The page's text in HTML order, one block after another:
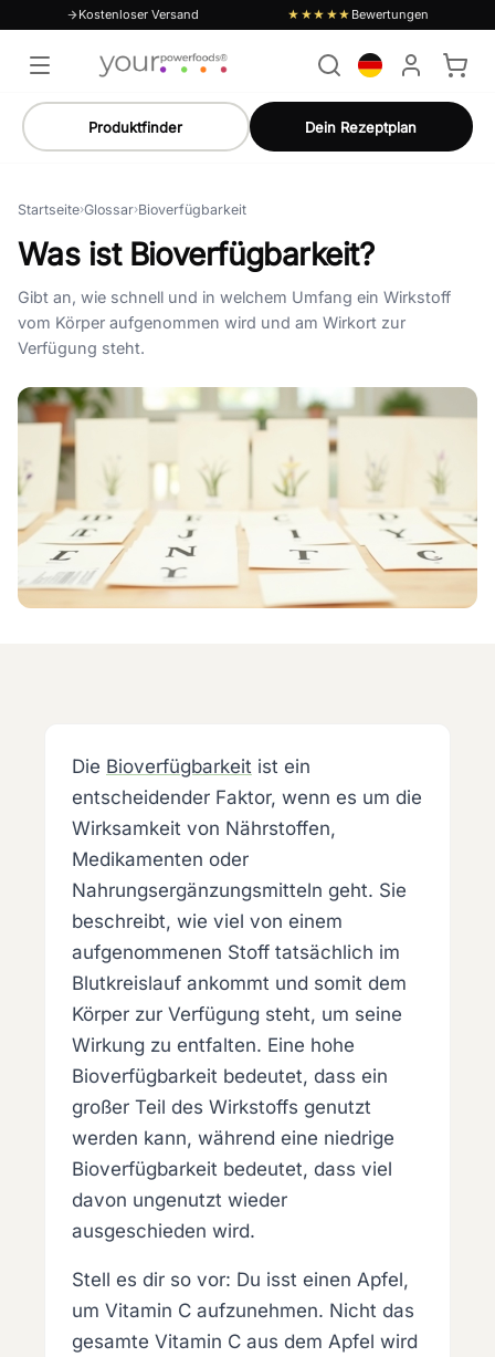
Kostenloser Versand ★★★★★ Bewertungen
Produktfinder Dein Rezeptplan
Startseite›Glossar›Bioverfügbarkeit
Was ist Bioverfügbarkeit?
Gibt an, wie schnell und in welchem Umfang ein Wirkstoff
vom Körper aufgenommen wird und am Wirkort zur
Verfügung steht.
Die Bioverfügbarkeit ist ein
entscheidender Faktor, wenn es um die
Wirksamkeit von Nährstoffen,
Medikamenten oder
Nahrungsergänzungsmitteln geht. Sie
beschreibt, wie viel von einem
aufgenommenen Stoff tatsächlich im
Blutkreislauf ankommt und somit dem
Körper zur Verfügung steht, um seine
Wirkung zu entfalten. Eine hohe
Bioverfügbarkeit bedeutet, dass ein
großer Teil des Wirkstoffs genutzt
werden kann, während eine niedrige
Bioverfügbarkeit bedeutet, dass viel
davon ungenutzt wieder
ausgeschieden wird.
Stell es dir so vor: Du isst einen Apfel,
um Vitamin C aufzunehmen. Nicht das
gesamte Vitamin C aus dem Apfel wird